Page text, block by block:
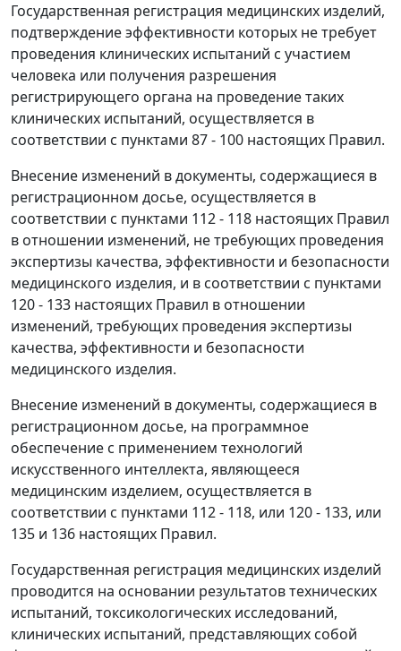
Государственная регистрация медицинских изделий,
подтверждение эффективности которых не требует
проведения клинических испытаний с участием
человека или получения разрешения
регистрирующего органа на проведение таких
клинических испытаний, осуществляется в
соответствии с пунктами 87 - 100 настоящих Правил.
Внесение изменений в документы, содержащиеся в
регистрационном досье, осуществляется в
соответствии с пунктами 112 - 118 настоящих Правил
в отношении изменений, не требующих проведения
экспертизы качества, эффективности и безопасности
медицинского изделия, и в соответствии с пунктами
120 - 133 настоящих Правил в отношении
изменений, требующих проведения экспертизы
качества, эффективности и безопасности
медицинского изделия.
Внесение изменений в документы, содержащиеся в
регистрационном досье, на программное
обеспечение с применением технологий
искусственного интеллекта, являющееся
медицинским изделием, осуществляется в
соответствии с пунктами 112 - 118, или 120 - 133, или
135 и 136 настоящих Правил.
Государственная регистрация медицинских изделий
проводится на основании результатов технических
испытаний, токсикологических исследований,
клинических испытаний, представляющих собой